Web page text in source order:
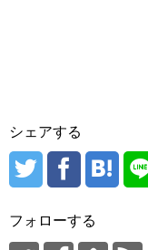
シェアする
フォローする